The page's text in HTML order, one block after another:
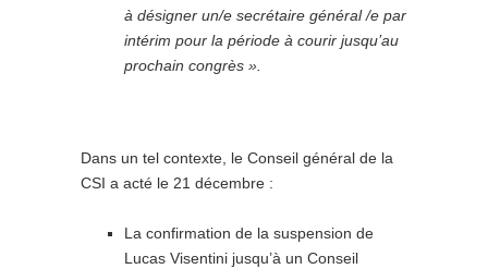
à désigner un/e secrétaire général /e par
intérim pour la période à courir jusqu’au
prochain congrès ».
Dans un tel contexte, le Conseil général de la
CSI a acté le 21 décembre :
La confirmation de la suspension de
Lucas Visentini jusqu’à un Conseil